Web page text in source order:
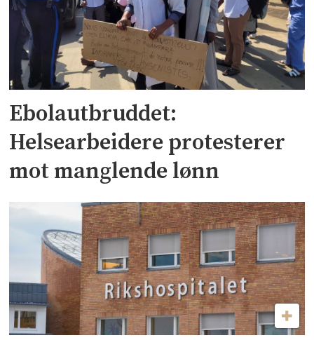
Ebolautbruddet:
Helsearbeidere protesterer
mot manglende lønn